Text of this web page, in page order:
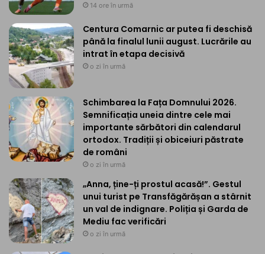
14 ore în urmă
Centura Comarnic ar putea fi deschisă
până la finalul lunii august. Lucrările au
intrat în etapa decisivă
o zi în urmă
Schimbarea la Fața Domnului 2026.
Semnificația uneia dintre cele mai
importante sărbători din calendarul
ortodox. Tradiții și obiceiuri păstrate
de români
o zi în urmă
„Anna, ține-ți prostul acasă!”. Gestul
unui turist pe Transfăgărășan a stârnit
un val de indignare. Poliția și Garda de
Mediu fac verificări
o zi în urmă